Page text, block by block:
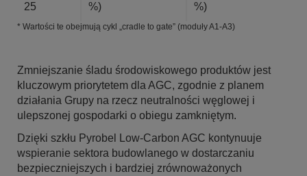
25
%)
%)
* Wartości te obejmują cykl „cradle to gate” (moduły A1-A3)
Zmniejszanie śladu środowiskowego produktów jest
kluczowym priorytetem dla AGC, zgodnie z planem
działania Grupy na rzecz neutralności węglowej i
ulepszonej gospodarki o obiegu zamkniętym.
Dzięki szkłu Pyrobel Low-Carbon AGC kontynuuje
wspieranie sektora budowlanego w dostarczaniu
bezpieczniejszych i bardziej zrównoważonych